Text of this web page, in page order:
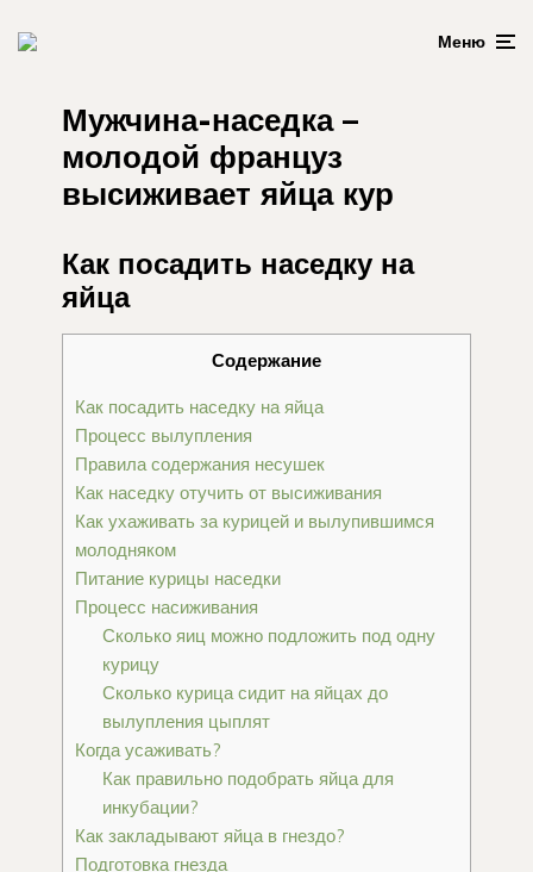
Меню
Мужчина-наседка –
молодой француз
высиживает яйца кур
Как посадить наседку на
яйца
Содержание
Как посадить наседку на яйца
Процесс вылупления
Правила содержания несушек
Как наседку отучить от высиживания
Как ухаживать за курицей и вылупившимся
молодняком
Питание курицы наседки
Процесс насиживания
Сколько яиц можно подложить под одну
курицу
Сколько курица сидит на яйцах до
вылупления цыплят
Когда усаживать?
Как правильно подобрать яйца для
инкубации?
Как закладывают яйца в гнездо?
Подготовка гнезда